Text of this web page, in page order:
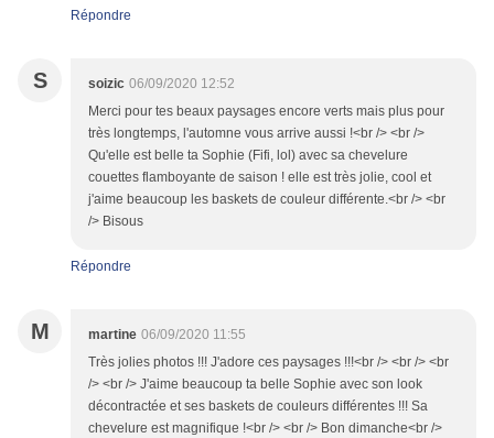
Répondre
S soizic 06/09/2020 12:52
Merci pour tes beaux paysages encore verts mais plus pour
très longtemps, l'automne vous arrive aussi !<br /> <br />
Qu'elle est belle ta Sophie (Fifi, lol) avec sa chevelure
couettes flamboyante de saison ! elle est très jolie, cool et
j'aime beaucoup les baskets de couleur différente.<br /> <br
/> Bisous
Répondre
M martine 06/09/2020 11:55
Très jolies photos !!! J'adore ces paysages !!!<br /> <br /> <br
/> <br /> J'aime beaucoup ta belle Sophie avec son look
décontractée et ses baskets de couleurs différentes !!! Sa
chevelure est magnifique !<br /> <br /> Bon dimanche<br />